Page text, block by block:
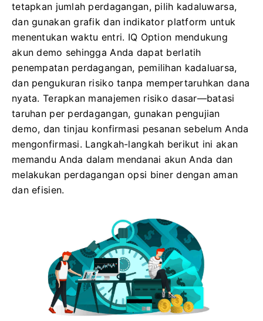
tetapkan jumlah perdagangan, pilih kadaluwarsa,
dan gunakan grafik dan indikator platform untuk
menentukan waktu entri. IQ Option mendukung
akun demo sehingga Anda dapat berlatih
penempatan perdagangan, pemilihan kadaluarsa,
dan pengukuran risiko tanpa mempertaruhkan dana
nyata. Terapkan manajemen risiko dasar—batasi
taruhan per perdagangan, gunakan pengujian
demo, dan tinjau konfirmasi pesanan sebelum Anda
mengonfirmasi. Langkah-langkah berikut ini akan
memandu Anda dalam mendanai akun Anda dan
melakukan perdagangan opsi biner dengan aman
dan efisien.